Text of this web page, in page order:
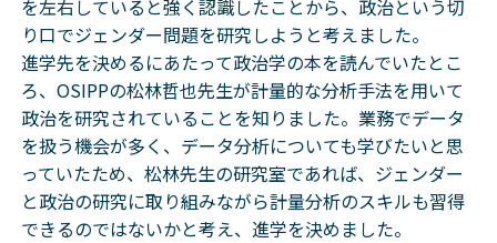
を左右していると強く認識したことから、政治という切
り口でジェンダー問題を研究しようと考えました。
進学先を決めるにあたって政治学の本を読んでいたとこ
ろ、OSIPPの松林哲也先生が計量的な分析手法を用いて
政治を研究されていることを知りました。業務でデータ
を扱う機会が多く、データ分析についても学びたいと思
っていたため、松林先生の研究室であれば、ジェンダー
と政治の研究に取り組みながら計量分析のスキルも習得
できるのではないかと考え、進学を決めました。